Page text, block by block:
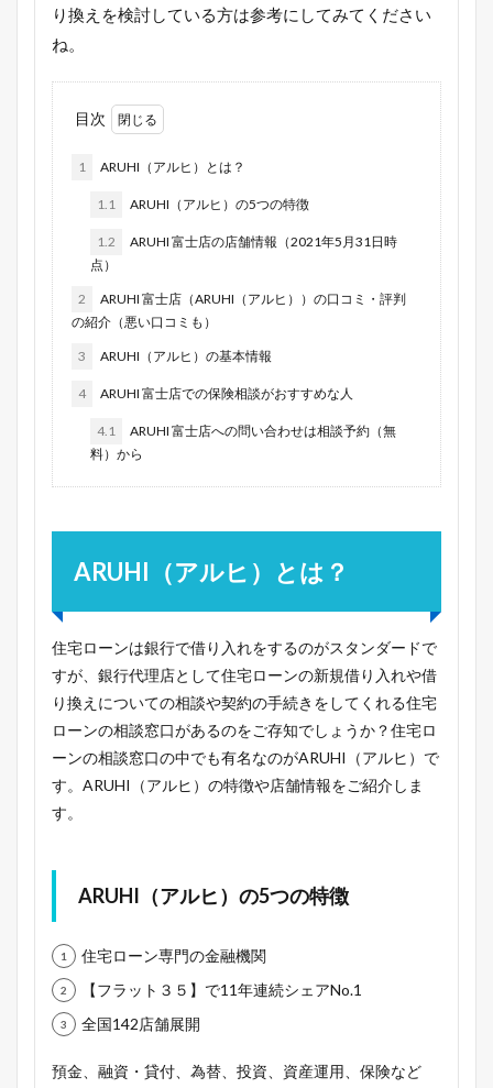
り換えを検討している方は参考にしてみてください
ね。
目次
1 ARUHI（アルヒ）とは？
1.1 ARUHI（アルヒ）の5つの特徴
1.2
ARUHI 富士店の店舗情報（2021年5月31日時
点）
2
ARUHI 富士店（ARUHI（アルヒ））の口コミ・評判
の紹介（悪い口コミも）
3 ARUHI（アルヒ）の基本情報
4 ARUHI 富士店での保険相談がおすすめな人
4.1
ARUHI 富士店への問い合わせは相談予約（無
料）から
ARUHI（アルヒ）とは？
住宅ローンは銀行で借り入れをするのがスタンダードで
すが、銀行代理店として住宅ローンの新規借り入れや借
り換えについての相談や契約の手続きをしてくれる住宅
ローンの相談窓口があるのをご存知でしょうか？住宅ロ
ーンの相談窓口の中でも有名なのがARUHI（アルヒ）で
す。ARUHI（アルヒ）の特徴や店舗情報をご紹介しま
す。
ARUHI（アルヒ）の5つの特徴
住宅ローン専門の金融機関
【フラット３５】で11年連続シェアNo.1
全国142店舗展開
預金、融資・貸付、為替、投資、資産運用、保険など